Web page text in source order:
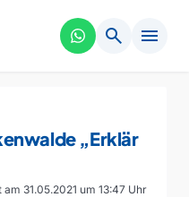
search menu
„Erklär
31.05.2021 um 13:47 Uhr